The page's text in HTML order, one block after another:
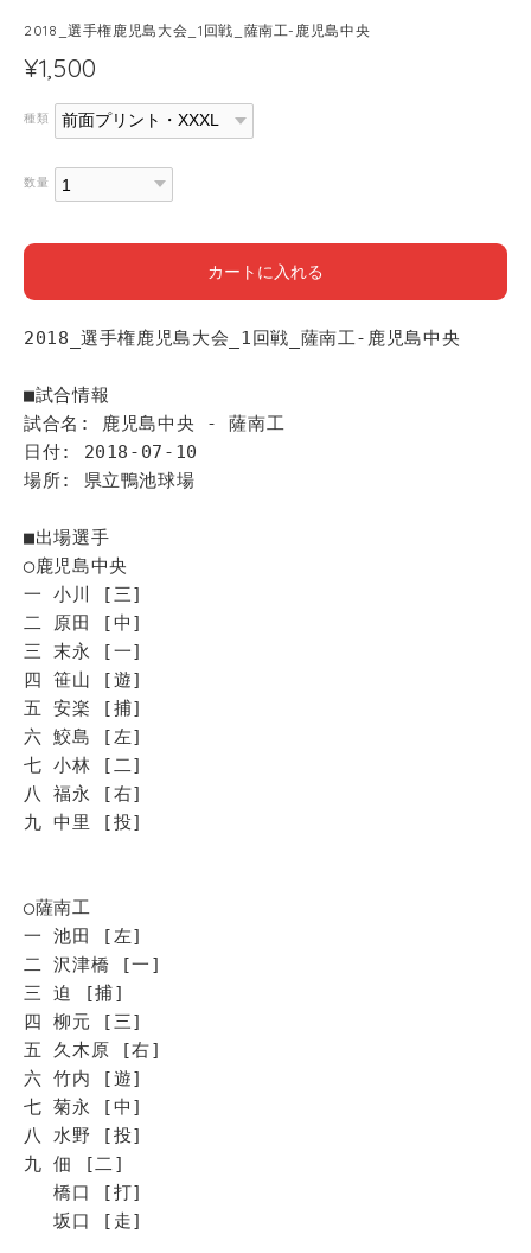
2018_選手権鹿児島大会_1回戦_薩南工-鹿児島中央
¥1,500
種類
数量
カートに入れる
2018_選手権鹿児島大会_1回戦_薩南工-鹿児島中央
■試合情報
試合名: 鹿児島中央 - 薩南工
日付: 2018-07-10
場所: 県立鴨池球場
■出場選手
◯鹿児島中央
一 小川 [三]
二 原田 [中]
三 末永 [一]
四 笹山 [遊]
五 安楽 [捕]
六 鮫島 [左]
七 小林 [二]
八 福永 [右]
九 中里 [投]
◯薩南工
一 池田 [左]
二 沢津橋 [一]
三 迫 [捕]
四 柳元 [三]
五 久木原 [右]
六 竹内 [遊]
七 菊永 [中]
八 水野 [投]
九 佃 [二]
橋口 [打]
坂口 [走]